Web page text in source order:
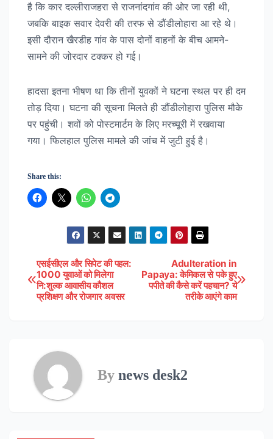
है कि कार दल्लीराजहरा से राजनांदगांव की ओर जा रही थी,
जबकि बाइक सवार देवरी की तरफ से डौंडीलोहारा आ रहे थे।
इसी दौरान खैरडीह गांव के पास दोनों वाहनों के बीच आमने-
सामने की जोरदार टक्कर हो गई।
हादसा इतना भीषण था कि तीनों युवकों ने घटना स्थल पर ही दम
तोड़ दिया। घटना की सूचना मिलते ही डौंडीलोहारा पुलिस मौके
पर पहुंची। शवों को पोस्टमार्टम के लिए मरच्यूरी में रखवाया
गया। फिलहाल पुलिस मामले की जांच में जुटी हुई है।
Share this:
Post
navigation
Adulteration in
Papaya: केमिकल से पके हुए
पपीते की कैसे करें पहचान? ये
तरीके आएंगे काम
एसईसीएल और सिपेट की पहल:
1000 युवाओं को मिलेगा
नि:शुल्क आवासीय कौशल
प्रशिक्षण और रोजगार अवसर
By news desk2